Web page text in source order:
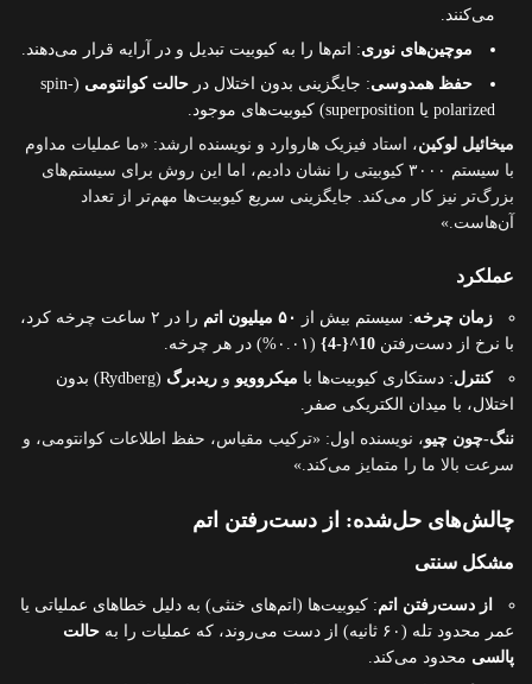
می‌کنند.
موچین‌های نوری: اتم‌ها را به کیوبیت تبدیل و در آرایه قرار می‌دهند.
حفظ همدوسی: جایگزینی بدون اختلال در حالت کوانتومی
(spin-
polarized یا superposition) کیوبیت‌های موجود.
میخائیل لوکین، استاد فیزیک هاروارد و نویسنده ارشد: «ما عملیات مداوم
با سیستم ۳۰۰۰ کیوبیتی را نشان دادیم، اما این روش برای سیستم‌های
بزرگ‌تر نیز کار می‌کند. جایگزینی سریع کیوبیت‌ها مهم‌تر از تعداد
آن‌هاست.»
عملکرد
زمان چرخه: سیستم بیش از ۵۰ میلیون اتم
را در ۲ ساعت چرخه کرد،
با نرخ از دست‌رفتن 10^{-4}
(۰.۰۱%) در هر چرخه.
کنترل: دستکاری کیوبیت‌ها با میکروویو وریدبرگ
(Rydberg) بدون
اختلال، با میدان الکتریکی صفر.
ننگ-چون چیو، نویسنده اول: «ترکیب مقیاس، حفظ اطلاعات کوانتومی، و
سرعت بالا ما را متمایز می‌کند.»
چالش‌های حل‌شده: از دست‌رفتن اتم
مشکل سنتی
از دست‌رفتن اتم: کیوبیت‌ها (اتم‌های خنثی) به دلیل خطاهای عملیاتی یا
عمر محدود تله (۶۰ ثانیه) از دست می‌روند، که عملیات را به
حالت
پالسی محدود می‌کند.